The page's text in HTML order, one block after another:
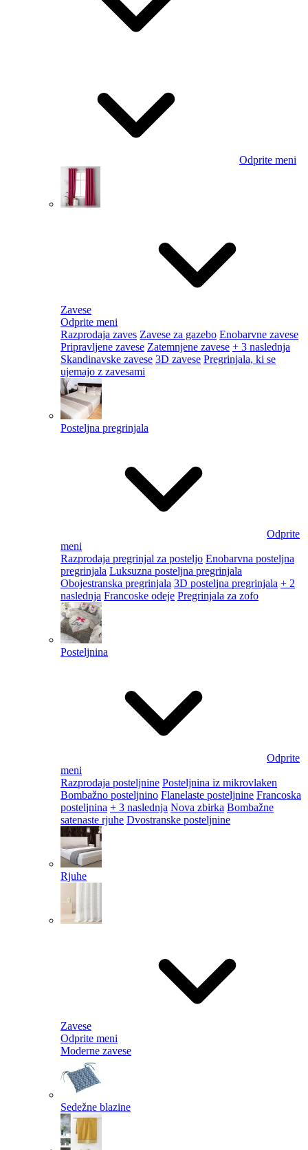
Odprite meni
Zavese
Odprite meni
Razprodaja zaves Zavese za gazebo Enobarvne zavese
Pripravljene zavese Zatemnjene zavese + 3 naslednja
Skandinavske zavese 3D zavese Pregrinjala, ki se
ujemajo z zavesami
Posteljna pregrinjala
Odprite
meni
Razprodaja pregrinjal za posteljo Enobarvna posteljna
pregrinjala Luksuzna posteljna pregrinjala
Obojestranska pregrinjala 3D posteljna pregrinjala + 2
naslednja Francoske odeje Pregrinjala za zofo
Posteljnina
Odprite
meni
Razprodaja posteljnine Posteljnina iz mikrovlaken
Bombažno posteljnino Flanelaste posteljnine Francoska
posteljnina + 3 naslednja Nova zbirka Bombažne
satenaste rjuhe Dvostranske posteljnine
Rjuhe
Zavese
Odprite meni
Moderne zavese
Sedežne blazine